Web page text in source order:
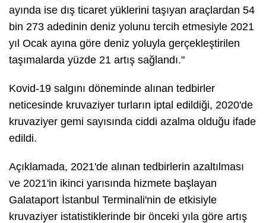
ayında ise dış ticaret yüklerini taşıyan araçlardan 54
bin 273 adedinin deniz yolunu tercih etmesiyle 2021
yıl Ocak ayına göre deniz yoluyla gerçekleştirilen
taşımalarda yüzde 21 artış sağlandı."
Kovid-19 salgını döneminde alınan tedbirler
neticesinde kruvaziyer turların iptal edildiği, 2020'de
kruvaziyer gemi sayısında ciddi azalma olduğu ifade
edildi.
Açıklamada, 2021'de alınan tedbirlerin azaltılması
ve 2021'in ikinci yarısında hizmete başlayan
Galataport İstanbul Terminali'nin de etkisiyle
kruvaziyer istatistiklerinde bir önceki yıla göre artış